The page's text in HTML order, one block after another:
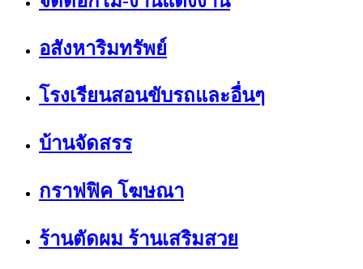
อสังหาริมทรัพย์
โรงเรียนสอนขับรถและอื่นๆ
บ้านจัดสรร
กราฟฟิค โฆษณา
ร้านตัดผม ร้านเสริมสวย